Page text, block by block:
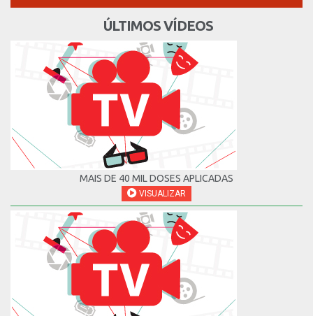
ÚLTIMOS VÍDEOS
MAIS DE 40 MIL DOSES APLICADAS
VISUALIZAR